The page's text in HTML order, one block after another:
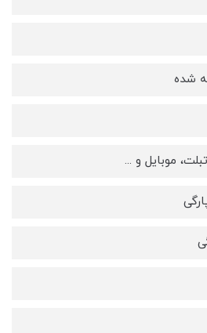
شده
موبایل و ...